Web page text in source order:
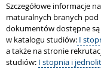
Szczegółowe informacje
maturalnych branych
dokumentów dostępne
w katalogu studiów: I
a także na stronie
studiów: I stopnia i